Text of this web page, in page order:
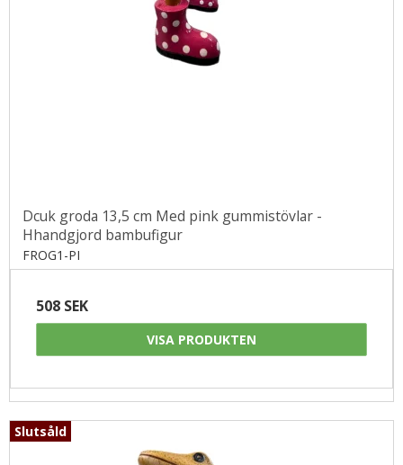
Dcuk groda 13,5 cm Med pink gummistövlar -
Hhandgjord bambufigur
FROG1-PI
508 SEK
VISA PRODUKTEN
Slutsåld